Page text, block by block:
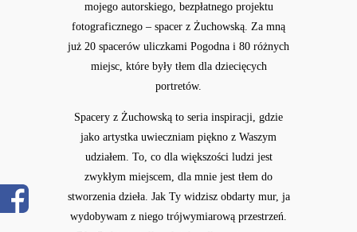
mojego autorskiego, bezpłatnego projektu
fotograficznego – spacer z Żuchowską. Za mną
już 20 spacerów uliczkami Pogodna i 80 różnych
miejsc, które były tłem dla dziecięcych
portretów.
Spacery z Żuchowską to seria inspiracji, gdzie
jako artystka uwieczniam piękno z Waszym
udziałem. To, co dla większości ludzi jest
zwykłym miejscem, dla mnie jest tłem do
stworzenia dzieła. Jak Ty widzisz obdarty mur, ja
wydobywam z niego trójwymiarową przestrzeń.